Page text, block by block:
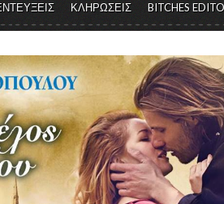
ΚΛΗΡΩΣΕΙΣ BITCHES